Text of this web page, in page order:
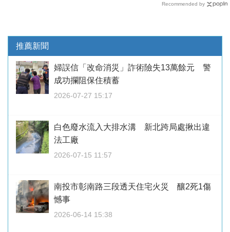
Recommended by
推薦新聞
婦誤信「改命消災」詐術險失13萬餘元 警
成功攔阻保住積蓄
2026-07-27 15:17
白色廢水流入大排水溝 新北跨局處揪出違
法工廠
2026-07-15 11:57
南投市彰南路三段透天住宅火災 釀2死1傷
憾事
2026-06-14 15:38